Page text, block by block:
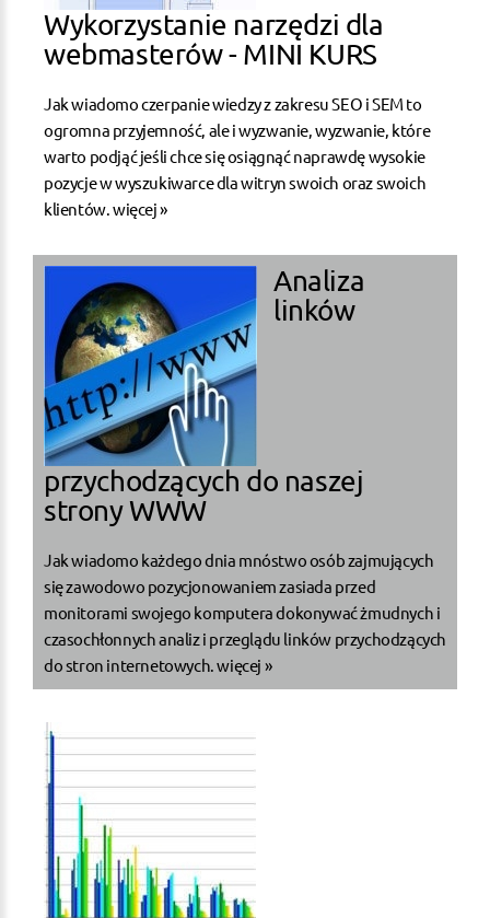
Wykorzystanie narzędzi dla
webmasterów - MINI KURS
Jak wiadomo czerpanie wiedzy z zakresu SEO i SEM to
ogromna przyjemność, ale i wyzwanie, wyzwanie, które
warto podjąć jeśli chce się osiągnąć naprawdę wysokie
pozycje w wyszukiwarce dla witryn swoich oraz swoich
klientów. więcej »
Analiza
linków
przychodzących do naszej
strony WWW
Jak wiadomo każdego dnia mnóstwo osób zajmujących
się zawodowo pozycjonowaniem zasiada przed
monitorami swojego komputera dokonywać żmudnych i
czasochłonnych analiz i przeglądu linków przychodzących
do stron internetowych.więcej »